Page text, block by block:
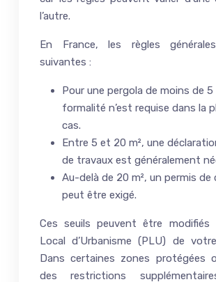
l’autre.
En France, les règles
suivantes :
Pour une pergola de moins de 5
formalité n’est requise dans la
cas.
Entre 5 et 20 m², une
de travaux est généralement
Au-delà de 20 m², un permis de
peut être exigé.
Ces seuils peuvent être modifiés
Local d’Urbanisme (PLU) de
Dans certaines zones protégées
des restrictions